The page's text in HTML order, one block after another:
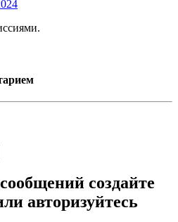
создайте
авторизуйтесь